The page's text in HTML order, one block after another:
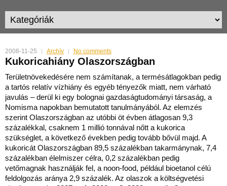
2008-11-25 Archív No comments
Kukoricahiány Olaszországban
Területnövekedésére nem számítanak, a termésátlagokban pedig
a tartós relatív vízhiány és egyéb tényezők miatt, nem várható
javulás – derül ki egy bolognai gazdaságtudományi társaság, a
Nomisma napokban bemutatott tanulmányából. Az elemzés
szerint Olaszországban az utóbbi öt évben átlagosan 9,3
százalékkal, csaknem 1 millió tonnával nőtt a kukorica
szükséglet, a következő években pedig tovább bővül majd. A
kukoricát Olaszországban 89,5 százalékban takarmánynak, 7,4
százalékban élelmiszer célra, 0,2 százalékban pedig
vetőmagnak használják fel, a noon-food, például bioetanol célú
feldolgozás aránya 2,9 százalék. Az olaszok a költségvetési